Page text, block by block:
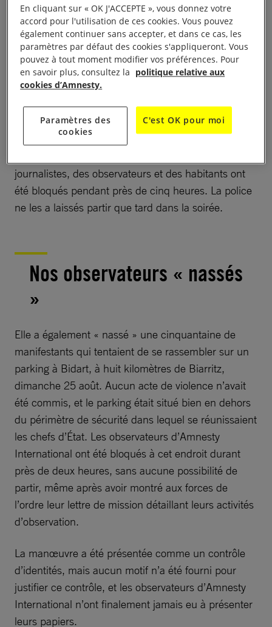
arrêté et fouillé. Des centaines de policiers ont été
déployés dans Bayonne, et les observateurs
d’Amnesty International ont été stoppés et fouillés à
six reprises en deux heures dans cette zone.
Des clôtures de quatre mètres de haut ont
également été érigées sur les quatre ponts, divisant
la ville en deux.
journalistes, des observateurs et des habitants ont
été bloqués pendant près de cinq heures. La police
ne les a laissés partir que tard dans la soirée.
Nos observateurs « nassés
»
Elle a également « nassé » une cinquantaine de
manifestants qui tentaient de se rassembler sur un
parking à Bidart, à huit kilomètres de Biarritz,
dimanche 25 août. Aucun acte de violence n’avait
été commis, et le parking était situé bien en dehors
du périmètre de sécurité dans lequel se réunissaient
les chefs d’État. Les observateurs d’Amnesty
International ont été bloqués à cet endroit durant
près de deux heures, sans aucune possibilité de
partir, même après avoir montré aux forces de
l’ordre leur lettre de mission détaillant leurs activités
d’observation.
La manœuvre a été présentée comme un contrôle
d’identités, mais aucun motif n’a été fourni pour
justifier ce contrôle, et les observateurs d’Amnesty
International n’ont finalement jamais eu à présenter
leurs papiers.
En cliquant sur « OK J'ACCEPTE », vous donnez votre
accord pour l'utilisation de ces cookies. Vous pouvez
également continuer sans accepter, et dans ce cas, les
paramètres par défaut des cookies s'appliqueront. Vous
pouvez à tout moment modifier vos préférences. Pour
en savoir plus, consultez la politique relative aux
cookies d’Amnesty.
Paramètres des
cookies
C'est OK pour moi